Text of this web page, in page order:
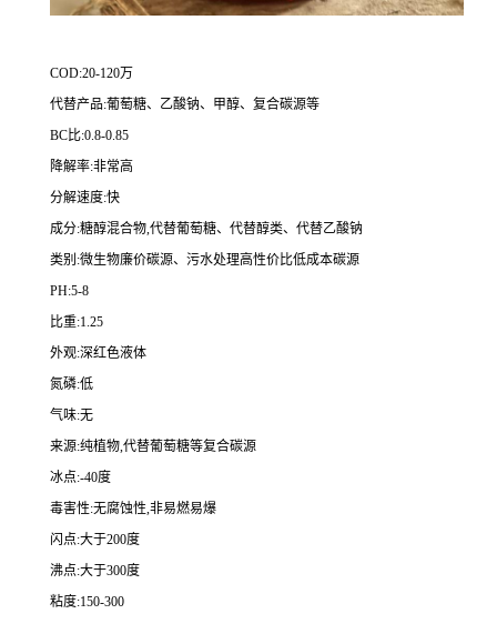
COD:20-120万
代替产品:葡萄糖、乙酸钠、甲醇、复合碳源等
BC比:0.8-0.85
降解率:非常高
分解速度:快
成分:糖醇混合物,代替葡萄糖、代替醇类、代替乙酸钠
类别:微生物廉价碳源、污水处理高性价比低成本碳源
PH:5-8
比重:1.25
外观:深红色液体
氮磷:低
气味:无
来源:纯植物,代替葡萄糖等复合碳源
冰点:-40度
毒害性:无腐蚀性,非易燃易爆
闪点:大于200度
沸点:大于300度
粘度:150-300